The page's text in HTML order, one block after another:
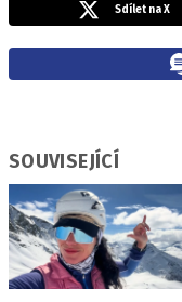
Sdílet na X
SOUVISEJÍCÍ